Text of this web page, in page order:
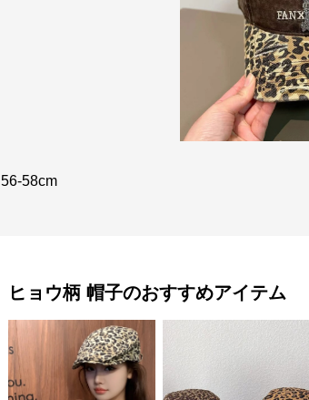
56-58cm
ヒョウ柄 帽子のおすすめアイテム